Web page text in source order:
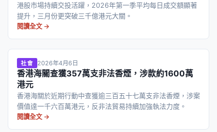
港股市場持續交投活躍，2026年第一季平均每日成交額顯著
提升，三月份更突破三千億港元大關。
閱讀全文 →
社會 2026年4月6日
香港海關查獲357萬支非法香煙，涉款約1600萬
港元
香港海關於近期行動中查獲逾三百五十七萬支非法香煙，涉案
價值達一千六百萬港元，反非法貿易持續加強執法力度。
閱讀全文 →